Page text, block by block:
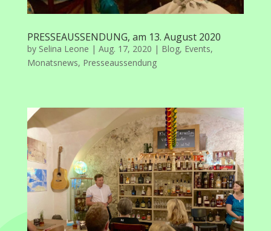
PRESSEAUSSENDUNG, am 13. August 2020
by Selina Leone | Aug. 17, 2020 | Blog, Events,
Monatsnews, Presseaussendung